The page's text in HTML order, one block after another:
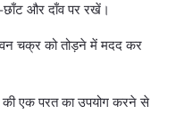
और दाँव पर रखें।
चक्र को तोड़ने में मदद कर
की एक परत का उपयोग करने से